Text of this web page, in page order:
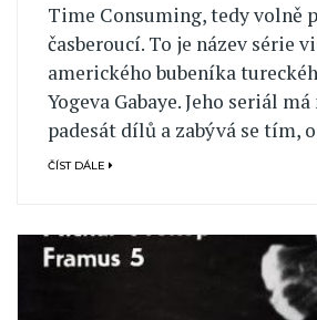
Time Consuming, tedy volně
časberoucí. To je název série
amerického bubeníka
Yogeva Gabaye. Jeho seriál
padesát dílů a zabývá se tím, o
ČÍST DÁLE